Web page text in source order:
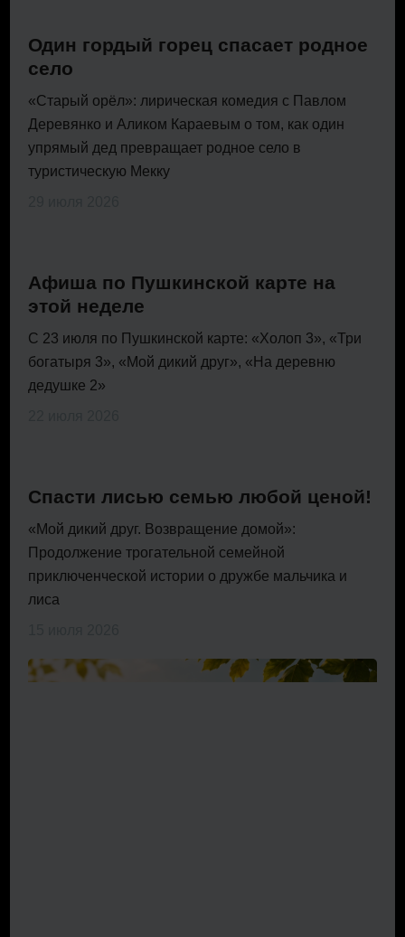
Один гордый горец спасает родное
село
«Старый орёл»: лирическая комедия с Павлом
Деревянко и Аликом Караевым о том, как один
упрямый дед превращает родное село в
туристическую Мекку
Афиша по Пушкинской карте на
этой неделе
С 23 июля по Пушкинской карте: «Холоп 3», «Три
богатыря 3», «Мой дикий друг», «На деревню
дедушке 2»
Спасти лисью семью любой ценой!
«Мой дикий друг. Возвращение домой»:
Продолжение трогательной семейной
приключенческой истории о дружбе мальчика и
лиса